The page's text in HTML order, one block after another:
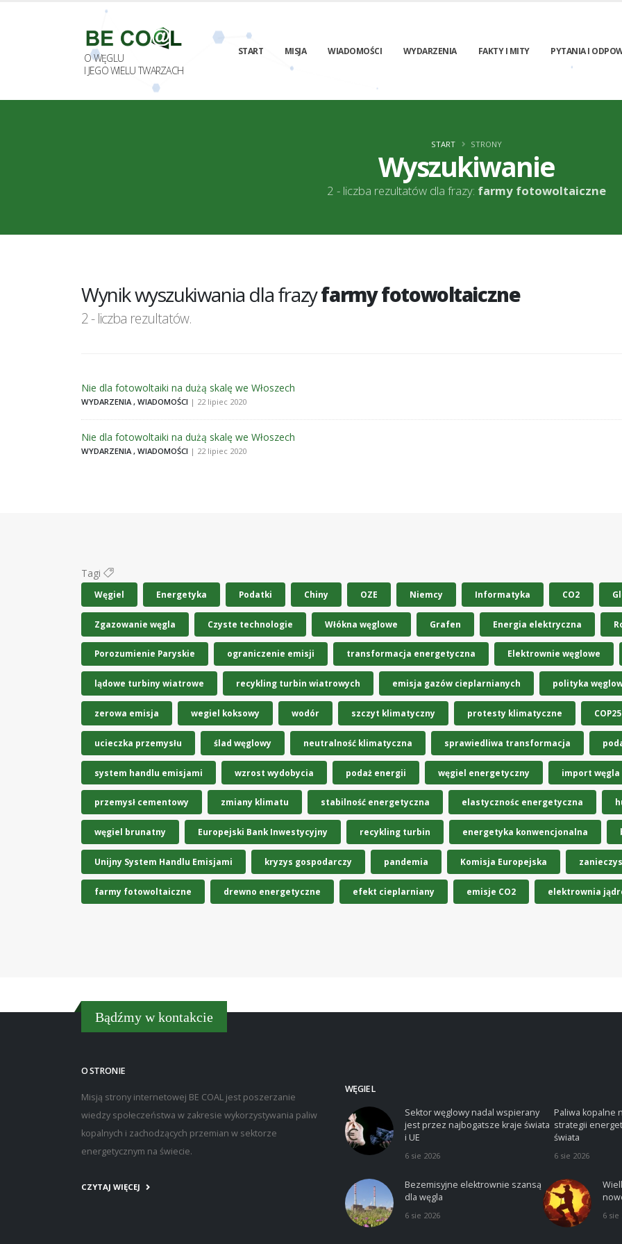
O WĘGLU
I JEGO WIELU TWARZACH
START MISJA WIADOMOŚCI WYDARZENIA FAKTY I MITY PYTANIA I
Wyszukiwanie
2 - liczba rezultatów dla frazy: farmy fotowoltaiczne
START STRONY
Wynik wyszukiwania dla frazyfarmy fotowoltaiczne
2 - liczba rezultatów.
Nie dla fotowoltaiki na dużą skalę we Włoszech
WYDARZENIA , WIADOMOŚCI | 22 lipiec 2020
Nie dla fotowoltaiki na dużą skalę we Włoszech
WYDARZENIA , WIADOMOŚCI | 22 lipiec 2020
Tagi
Węgiel Energetyka Podatki Chiny OZE Niemcy Informatyka CO2
Zgazowanie węgla Czyste technologie Włókna węglowe Grafen Energia elektryczna
Porozumienie Paryskie ograniczenie emisji transformacja energetyczna Elektrownie węglowe
lądowe turbiny wiatrowe recykling turbin wiatrowych emisja gazów cieplarnianych polityka
zerowa emisja wegiel koksowy wodór szczyt klimatyczny protesty klimatyczne COP25
ucieczka przemysłu ślad węglowy neutralność klimatyczna sprawiedliwa transformacja
system handlu emisjami wzrost wydobycia podaż energii węgiel energetyczny import węgla
przemysł cementowy zmiany klimatu stabilność energetyczna elastycznośc energetyczna
węgiel brunatny Europejski Bank Inwestycyjny recykling turbin energetyka konwencjonalna
Unijny System Handlu Emisjami kryzys gospodarczy pandemia Komisja Europejska
farmy fotowoltaiczne drewno energetyczne efekt cieplarniany emisje CO2 elektrownia
Bądźmy w kontakcie
O STRONIE
Misją strony internetowej BE COAL jest poszerzanie
wiedzy społeczeństwa w zakresie wykorzystywania paliw
kopalnych i zachodzących przemian w sektorze
energetycznym na świecie.
CZYTAJ WIĘCEJ
WĘGIEL
Sektor węglowy nadal wspierany
jest przez najbogatsze kraje świata
i UE
6 sie 2026
Bezemisyjne elektrownie szansą
dla węgla
6 sie 2026
Paliwa kopalne
strategii
świata
6 sie 2026
6 sie